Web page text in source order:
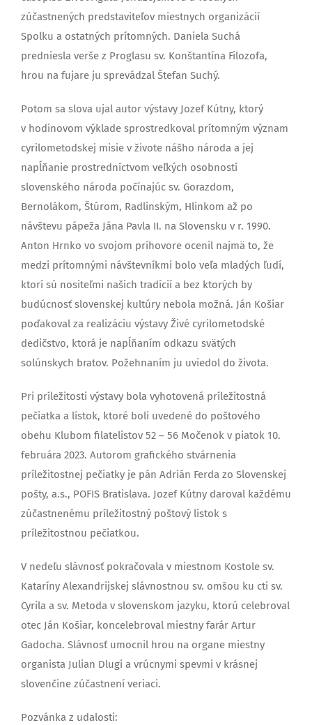
zúčastnených predstaviteľov miestnych organizácií
Spolku a ostatných prítomných. Daniela Suchá
predniesla verše z Proglasu sv. Konštantína Filozofa,
hrou na fujare ju sprevádzal Štefan Suchý.
Potom sa slova ujal autor výstavy Jozef Kútny, ktorý
v hodinovom výklade sprostredkoval prítomným význam
cyrilometodskej misie v živote nášho národa a jej
napĺňanie prostredníctvom veľkých osobností
slovenského národa počínajúc sv. Gorazdom,
Bernolákom, Štúrom, Radlinským, Hlinkom až po
návštevu pápeža Jána Pavla II. na Slovensku v r. 1990.
Anton Hrnko vo svojom príhovore ocenil najmä to, že
medzi prítomnými návštevníkmi bolo veľa mladých ľudí,
ktorí sú nositeľmi našich tradícií a bez ktorých by
budúcnosť slovenskej kultúry nebola možná. Ján Košiar
poďakoval za realizáciu výstavy Živé cyrilometodské
dedičstvo, ktorá je napĺňaním odkazu svätých
solúnskych bratov. Požehnaním ju uviedol do života.
Pri príležitosti výstavy bola vyhotovená príležitostná
pečiatka a lístok, ktoré boli uvedené do poštového
obehu Klubom filatelistov 52 – 56 Močenok v piatok 10.
februára 2023. Autorom grafického stvárnenia
príležitostnej pečiatky je pán Adrián Ferda zo Slovenskej
pošty, a.s., POFIS Bratislava. Jozef Kútny daroval každému
zúčastnenému príležitostný poštový lístok s
príležitostnou pečiatkou.
V nedeľu slávnosť pokračovala v miestnom Kostole sv.
Kataríny Alexandrijskej slávnostnou sv. omšou ku cti sv.
Cyrila a sv. Metoda v slovenskom jazyku, ktorú celebroval
otec Ján Košiar, koncelebroval miestny farár Artur
Gadocha. Slávnosť umocnil hrou na organe miestny
organista Julian Dlugi a vrúcnymi spevmi v krásnej
slovenčine zúčastnení veriaci.
Pozvánka z udalosti: